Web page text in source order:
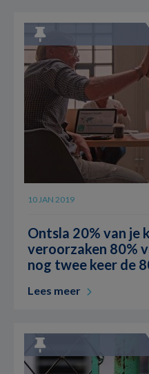
10 JAN 2019
Ontsla 20% van je
veroorzaken 80%
nog twee keer de
Lees meer